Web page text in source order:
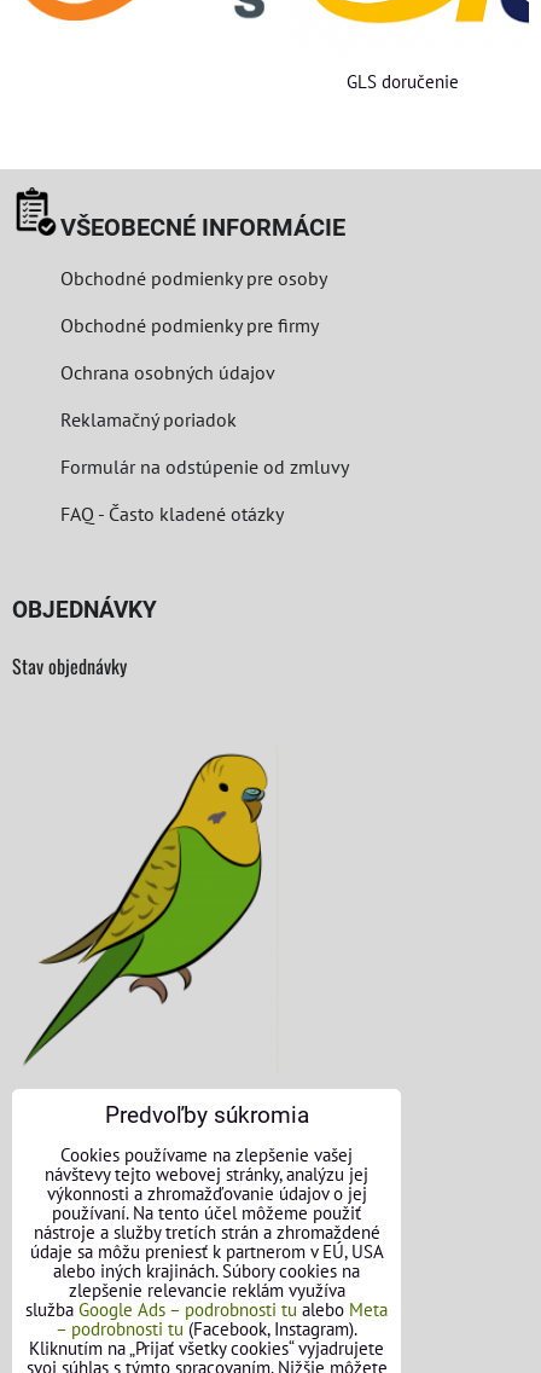
GLS doručenie
VŠEOBECNÉ INFORMÁCIE
Obchodné podmienky pre osoby
Obchodné podmienky pre firmy
Ochrana osobných údajov
Reklamačný poriadok
Formulár na odstúpenie od zmluvy
FAQ - Často kladené otázky
OBJEDNÁVKY
Stav objednávky
KONTAKTNÉ ÚDAJE
O nás
Kontakt
Požičovňa náradia
Názory našich zákazníkov
Predvoľby súkromia
Cookies používame na zlepšenie vašej
návštevy tejto webovej stránky, analýzu jej
výkonnosti a zhromažďovanie údajov o jej
používaní. Na tento účel môžeme použiť
nástroje a služby tretích strán a zhromaždené
údaje sa môžu preniesť k partnerom v EÚ, USA
alebo iných krajinách. Súbory cookies na
zlepšenie relevancie reklám využíva
služba Google Ads – podrobnosti tu alebo Meta
– podrobnosti tu (Facebook, Instagram).
Kliknutím na „Prijať všetky cookies“ vyjadrujete
svoj súhlas s týmto spracovaním. Nižšie môžete